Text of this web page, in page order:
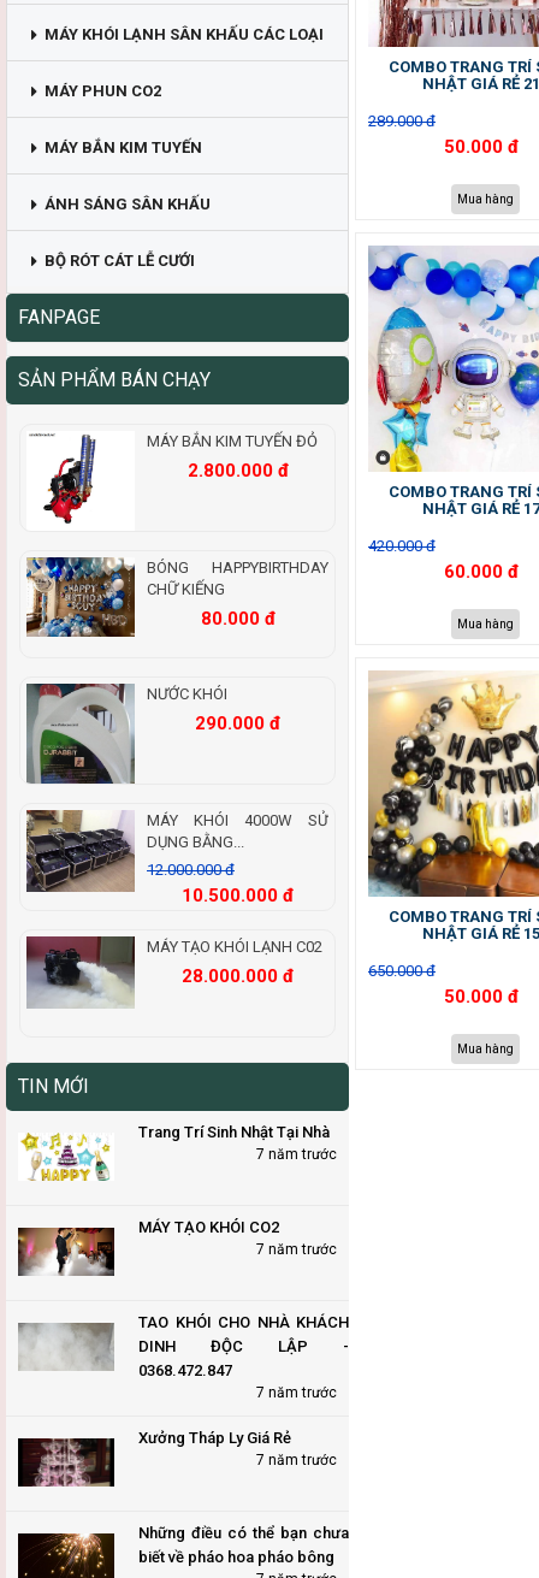
MÁY KHÓI LẠNH SÂN KHẤU CÁC LOẠI
MÁY PHUN CO2
MÁY BẮN KIM TUYẾN
ÁNH SÁNG SÂN KHẤU
BỘ RÓT CÁT LỄ CƯỚI
FANPAGE
SẢN PHẨM BÁN CHẠY
MÁY BẮN KIM TUYẾN ĐỎ
2.800.000 đ
BÓNG HAPPYBIRTHDAY
CHỮ KIẾNG
80.000 đ
NƯỚC KHÓI
290.000 đ
MÁY KHÓI 4000W SỬ
DỤNG BẰNG...
12.000.000 đ
10.500.000 đ
MÁY TẠO KHÓI LẠNH C02
28.000.000 đ
TIN MỚI
Trang Trí Sinh Nhật Tại Nhà
7 năm trước
MÁY TẠO KHÓI CO2
7 năm trước
TAO KHÓI CHO NHÀ KHÁCH
DINH ĐỘC LẬP -
0368.472.847
7 năm trước
Xưởng Tháp Ly Giá Rẻ
7 năm trước
Những điều có thể bạn chưa
biết về pháo hoa pháo bông
COMBO TRANG TRÍ
NHẬT GIÁ RẺ 21
289.000 đ
50.000 đ
Mua hàng
COMBO TRANG TRÍ
NHẬT GIÁ RẺ 17
420.000 đ
60.000 đ
Mua hàng
COMBO TRANG TRÍ
NHẬT GIÁ RẺ 15
650.000 đ
50.000 đ
Mua hàng